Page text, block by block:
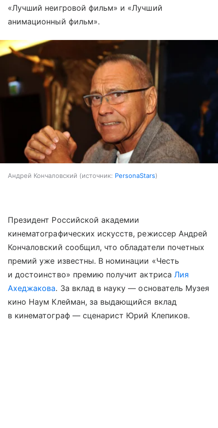
«Лучший неигровой фильм» и «Лучший
анимационный фильм».
Андрей Кончаловский источник: PersonaStars
Президент Российской академии
кинематографических искусств, режиссер Андрей
Кончаловский сообщил, что обладатели почетных
премий уже известны. В номинации «Честь
и достоинство» премию получит актриса Лия
Ахеджакова. За вклад в науку — основатель Музея
кино Наум Клейман, за выдающийся вклад
в кинематограф — сценарист Юрий Клепиков.